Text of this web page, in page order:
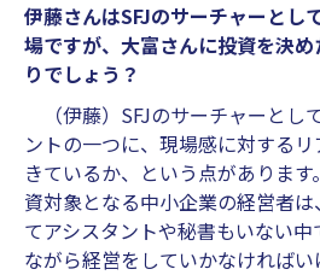
伊藤さんはSFJのサーチャーとし
場ですが、大富さんに投資を決
りでしょう？
（伊藤）SFJのサーチャーとし
ントの一つに、現場感に対する
きているか、という点がありま
資対象となる中小企業の経営者
てアシスタントや秘書もいない
ながら経営をしていかなければい